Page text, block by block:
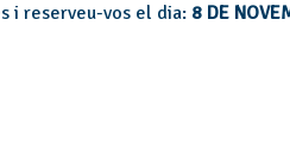
i reserveu-vos el dia: 8 DE